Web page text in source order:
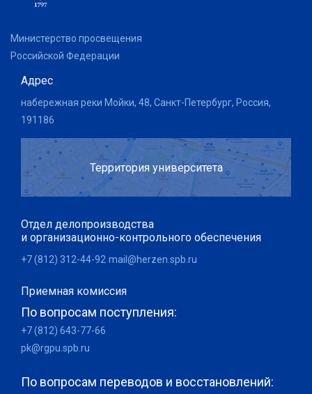
Министерство просвещения
Российской Федерации
Адрес
набережная реки Мойки, 48, Санкт-Петербург, Россия,
191186
Территория университета
Отдел делопроизводства
и организационно-контрольного обеспечения
+7 (812) 312-44-92 mail@herzen.spb.ru
Приемная комиссия
По вопросам поступления:
+7 (812) 643-77-66
pk@rgpu.spb.ru
По вопросам переводов и восстановлений: